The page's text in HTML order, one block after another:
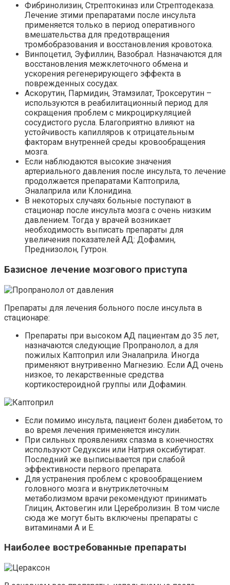
Фибринолизин, Стрептокиназ или Стрептодеказа.
Лечение этими препаратами после инсульта
применяется только в период оперативного
вмешательства для предотвращения
тромбобразования и восстановления кровотока.
Винпоцетил, Эуфиллин, Вазобрал. Назначаются для
восстановления межклеточного обмена и
ускорения регенерирующего эффекта в
поврежденных сосудах.
Аскорутин, Пармидин, Этамзилат, Троксерутин –
используются в реабилитационный период для
сокращения проблем с микроциркуляцией
сосудистого русла. Благоприятно влияют на
устойчивость капилляров к отрицательным
факторам внутренней среды кровообращения
мозга.
Если наблюдаются высокие значения
артериального давления после инсульта, то лечение
продолжается препаратами Каптоприла,
Эналаприла или Клонидина.
В некоторых случаях больные поступают в
стационар после инсульта мозга с очень низким
давлением. Тогда у врачей возникает
необходимость выписать препараты для
увеличения показателей АД: Дофамин,
Преднизолон, Гутрон.
Базисное лечение мозгового приступа
Препараты для лечения больного после инсульта в
стационаре:
Препараты при высоком АД пациентам до 35 лет,
назначаются следующие Пропранолол, а для
пожилых Каптоприл или Эналаприла. Иногда
применяют внутривенно Магнезию. Если АД очень
низкое, то лекарственные средства
кортикостероидной группы или Дофамин.
Если помимо инсульта, пациент болен диабетом, то
во время лечения применяется инсулин.
При сильных проявлениях спазма в конечностях
используют Седуксин или Натрия оксибутират.
Последний же выписывается при слабой
эффективности первого препарата.
Для устранения проблем с кровообращением
головного мозга и внутриклеточным
метаболизмом врачи рекомендуют принимать
Глицин, Актовегин или Церебролизин. В том числе
сюда же могут быть включены препараты с
витаминами А и Е.
Наиболее востребованные препараты